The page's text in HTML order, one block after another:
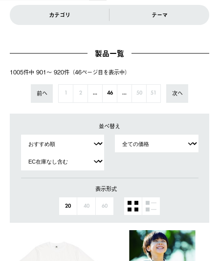
カテゴリ テーマ
製品一覧
1005件中 901〜 920件（46ページ⽬を表⽰中）
前へ 1 2 ... 46 ... 50 51 次へ
並べ替え
表示形式
20 40 60